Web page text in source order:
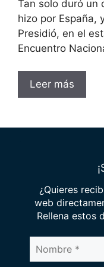
Tan solo duró un
hizo por España,
Presidió, en el
Encuentro
Leer más
¿Quieres
web
Rellena estos